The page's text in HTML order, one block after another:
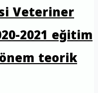
Veteriner
2021 eğitim
teorik